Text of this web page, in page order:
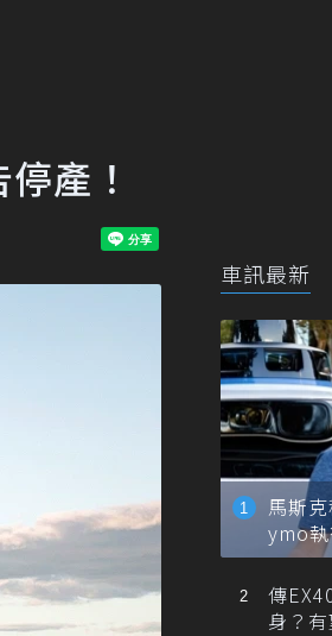
產！
車訊最新
馬斯
ymo
自動
傳
身？